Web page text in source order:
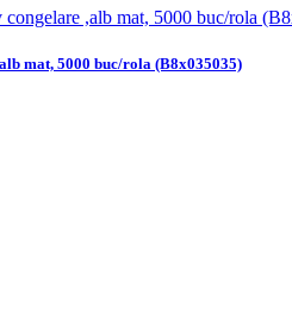
mat, 5000 buc/rola (B8x035035)